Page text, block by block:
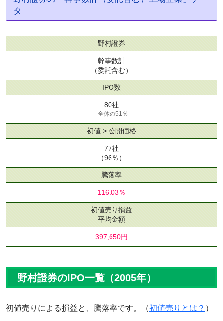
タ
野村證券
幹事数計
（委託含む）
IPO数
80社
全体の51％
初値 > 公開価格
77社
（96％）
騰落率
116.03％
初値売り損益
平均金額
397,650円
野村證券のIPO一覧（2005年）
初値売りによる損益と、騰落率です。（初値売りとは？ ）